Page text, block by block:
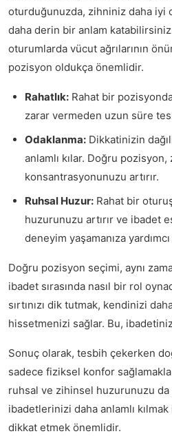
oturduğunuzda, zihniniz daha iyi
daha derin bir anlam
oturumlarda vücut ağrılarının
pozisyon oldukça önemlidir.
Rahatlık: Rahat bir
zarar vermeden uzun süre
Odaklanma: Dikkatinizin
anlamlı kılar. Doğru pozisyon,
konsantrasyonunuzu artırır.
Ruhsal Huzur: Rahat bir
huzurunuzu artırır ve ibadet
deneyim yaşamanıza
Doğru pozisyon seçimi, aynı
ibadet sırasında nasıl bir rol
sırtınızı dik tutmak, kendinizi
hissetmenizi sağlar. Bu,
Sonuç olarak, tesbih çekerken
sadece fiziksel konfor sağlamakla
ruhsal ve zihinsel huzurunuzu da
ibadetlerinizi daha anlamlı
dikkat etmek önemlidir.